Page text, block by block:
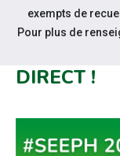
CAP
DIRECT !
exempts de
Pour plus de